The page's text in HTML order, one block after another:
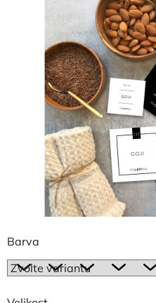
Barva
hvězdiček.